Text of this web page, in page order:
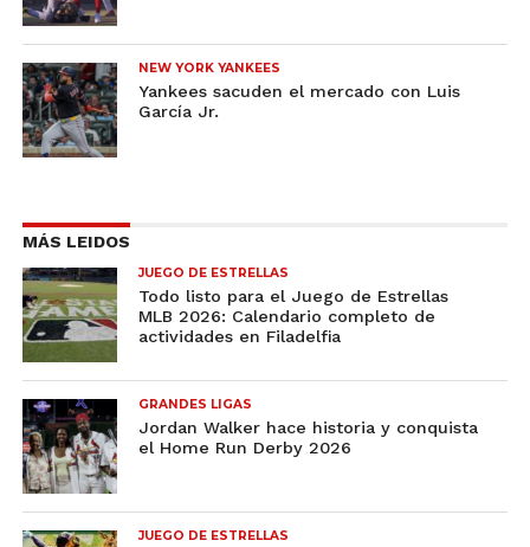
NEW YORK YANKEES
Yankees sacuden el mercado con Luis
García Jr.
MÁS LEIDOS
JUEGO DE ESTRELLAS
Todo listo para el Juego de Estrellas
MLB 2026: Calendario completo de
actividades en Filadelfia
GRANDES LIGAS
Jordan Walker hace historia y conquista
el Home Run Derby 2026
JUEGO DE ESTRELLAS